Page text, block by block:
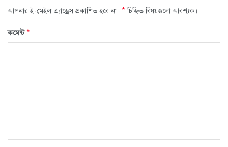
আপনার ই-মেইল এ্যাড্রেস প্রকাশিত হবে না। * চিহ্নিত বিষয়গুলো আবশ্যক।
কমেন্ট*